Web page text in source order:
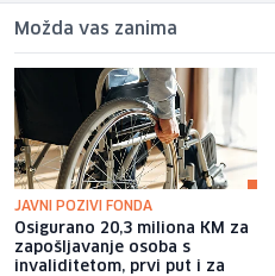
Možda vas zanima
JAVNI POZIVI FONDA
Osigurano 20,3 miliona KM za
zapošljavanje osoba s
invaliditetom, prvi put i za